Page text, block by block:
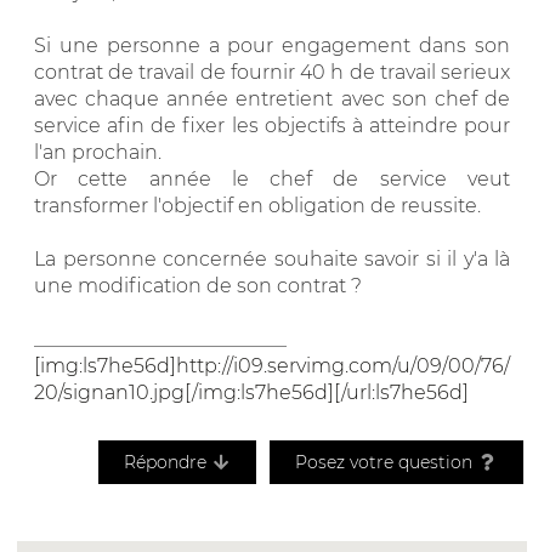
Si une personne a pour engagement dans son
contrat de travail de fournir 40 h de travail serieux
avec chaque année entretient avec son chef de
service afin de fixer les objectifs à atteindre pour
l'an prochain.
Or cette année le chef de service veut
transformer l'objectif en obligation de reussite.
La personne concernée souhaite savoir si il y'a là
une modification de son contrat ?
[img:ls7he56d]http://i09.servimg.com/u/09/00/76/
20/signan10.jpg[/img:ls7he56d][/url:ls7he56d]
Répondre Posez votre question